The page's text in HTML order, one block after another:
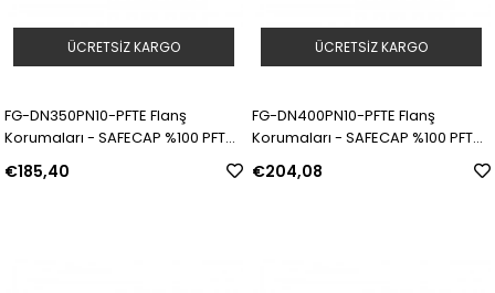
FG-DN350PN10-PFTE Flanş
Korumaları - SAFECAP %100 PFTE |
Model: 311573 | SKU: Y5090050
€185,40
ÜCRETSIZ KARGO
FG-DN400PN10-PFTE Flanş
Korumaları - SAFECAP %100 PFTE |
Model: 311574 | SKU: Y5090051
€204,08
ÜCRETSIZ KARGO